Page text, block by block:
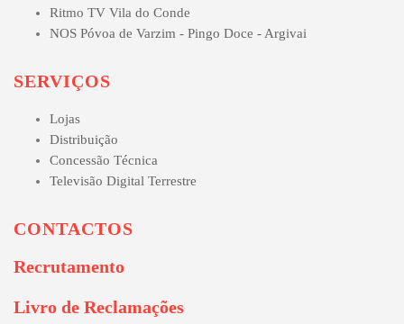
Ritmo TV Vila do Conde
NOS Póvoa de Varzim - Pingo Doce - Argivai
SERVIÇOS
Lojas
Distribuição
Concessão Técnica
Televisão Digital Terrestre
CONTACTOS
Recrutamento
Livro de Reclamações